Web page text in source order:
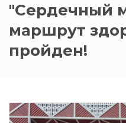
"Сердечный
маршрут
пройден!